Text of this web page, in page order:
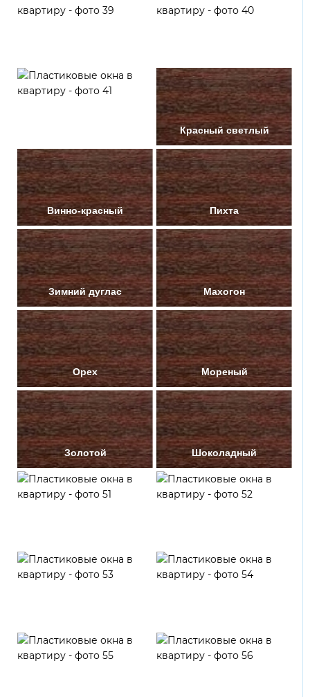
Красный светлый
Винно-красный Пихта
Зимний дуглас Махогон
Орех Мореный
Золотой Шоколадный